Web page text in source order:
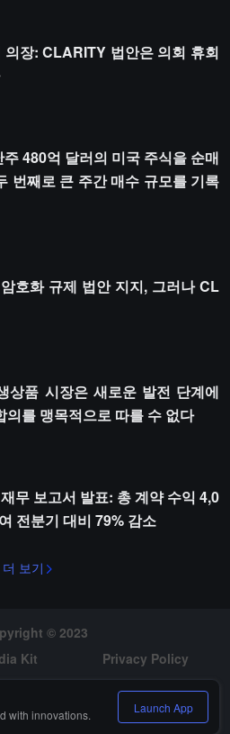
장: CLARITY 법안은 의회 휴회
480억 달러의 미국 주식을 순매
번째로 큰 주간 매수 규모를 기록
호화 규제 법안 지지, 그러나 CL
상품 시장은 새로운 발전 단계에
의를 맹목적으로 따를 수 없다
무 보고서 발표: 총 계약 수익 4,0
전분기 대비 79% 감소
더 보기
© 2023
Kit
Privacy Policy
with innovations. Launch App